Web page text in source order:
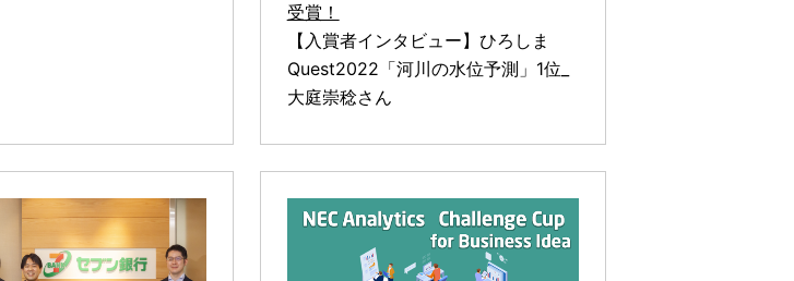
受賞！
【入賞者インタビュー】ひろしま
Quest2022「河川の水位予測」1位_
大庭崇稔さん